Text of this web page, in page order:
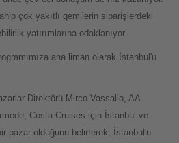
çok yakıtlı gemilerin siparişlerdeki
yatırımlarına odaklanıyor.
ana liman olarak İstanbul'u
Direktörü Mirco Vassallo, AA
Costa Cruises için İstanbul ve
pazar olduğunu belirterek, İstanbul'u